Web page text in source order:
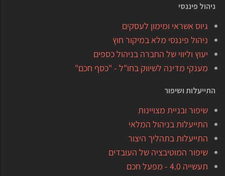
ניהול פיננסי
גיוס אשראי ומימון לעסקים
ניהול פיננסי מלא במיקור חוץ
יעוץ וליווי של החברה בניהול כספים
מענקי מדינה לשיווק בחו"ל - "כסף חכם"
התייעלות ושיפור
שיפור ובניית מצויינות
התייעלות בניהול המלאי
התייעלות בתהליך היצור
שיפור המוטיבציה של העובדים
תעשייה 4.0 - מפעל חכם